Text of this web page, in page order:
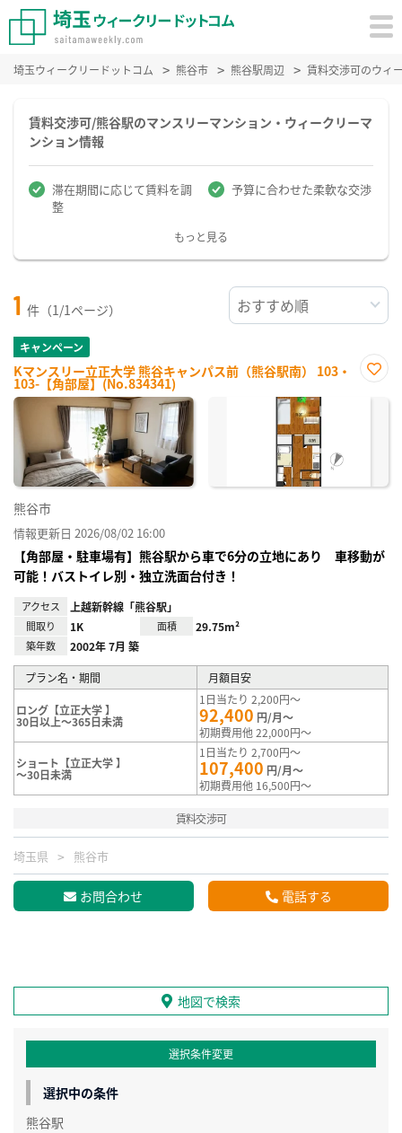
埼玉ウィークリードットコム 熊谷市 熊谷駅周辺 賃料交渉可のウィ
賃料交渉可/熊谷駅のマンスリーマンション・ウィークリーマ
ンション情報
滞在期間に応じて賃料を調
整
予算に合わせた柔軟な交渉
もっと見る
1 件（1/1ページ）
キャンペーン
Kマンスリー立正大学 熊谷キャンパス前（熊谷駅南） 103・
103-【角部屋】(No.834341)
に入
熊谷市
情報更新日 2026/08/02 16:00
【角部屋・駐車場有】熊谷駅から車で6分の立地にあり 車移動が
可能！バストイレ別・独立洗面台付き！
アクセス 上越新幹線「熊谷駅」
間取り 1K 面積 29.75m²
築年数 2002年 7月 築
プラン名・期間 月額目安
ロング【立正大学 】
30日以上～365日未満
1日当たり 2,200円～
92,400 円/月～
初期費用他 22,000円～
ショート【立正大学 】
～30日未満
1日当たり 2,700円～
107,400 円/月～
初期費用他 16,500円～
賃料交渉可
埼玉県 熊谷市
お問合わせ 電話する
地図で検索
選択条件変更
選択中の条件
熊谷駅